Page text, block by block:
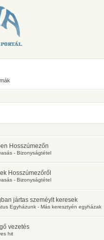
Hosszúmezőn
- Bizonyságtétel
Hosszúmezőről
- Bizonyságtétel
jártas szeméylt keresek
Egyházunk - Más keresztyén egyházak
vezetés
hit